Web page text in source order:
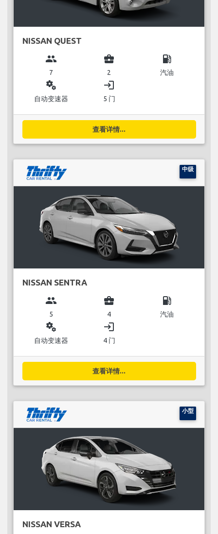
NISSAN QUEST
group
7
business_center
2
local_gas_station
汽油
miscellaneous_services
自动变速器
login
5 门
查看详情...
中级
NISSAN SENTRA
group
5
business_center
4
local_gas_station
汽油
miscellaneous_services
自动变速器
login
4 门
查看详情...
小型
NISSAN VERSA